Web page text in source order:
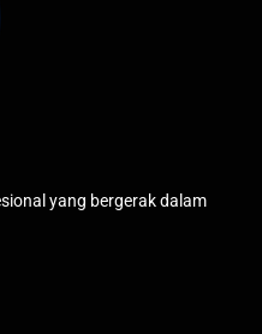
yang bergerak dalam